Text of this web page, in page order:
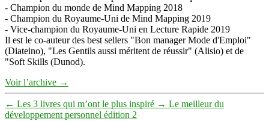
- Champion du monde de Mind Mapping 2018
- Champion du Royaume-Uni de Mind Mapping 2019
- Vice-champion du Royaume-Uni en Lecture Rapide 2019
Il est le co-auteur des best sellers "Bon manager Mode d'Emploi"
(Diateino), "Les Gentils aussi méritent de réussir" (Alisio) et de
"Soft Skills (Dunod).
Voir l’archive →
← Les 3 livres qui m’ont le plus inspiré → Le meilleur du
développement personnel édition 2